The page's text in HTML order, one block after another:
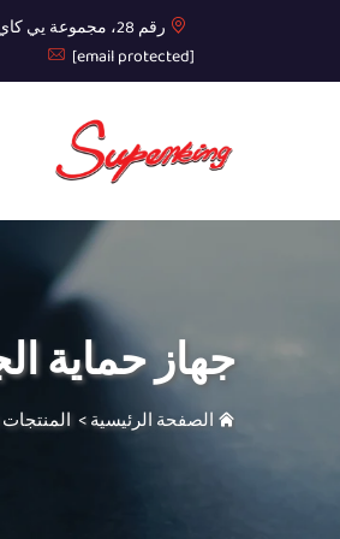
رقم 28، مجموعة يي كاي، مدينة يويتشينغ، مدينة وينتشو، مقاطعة تشيجيانغ
[email protected]
جهاز حماية
الصفحة الرئيسية> المنتجات